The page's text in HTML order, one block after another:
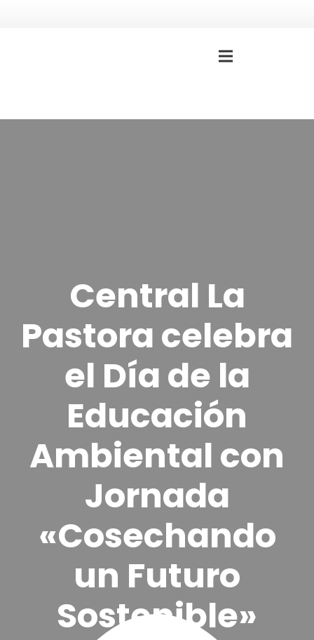
Central La
Pastora celebra
el Día de la
Educación
Ambiental con
Jornada
«Cosechando
un Futuro
Sostenible»